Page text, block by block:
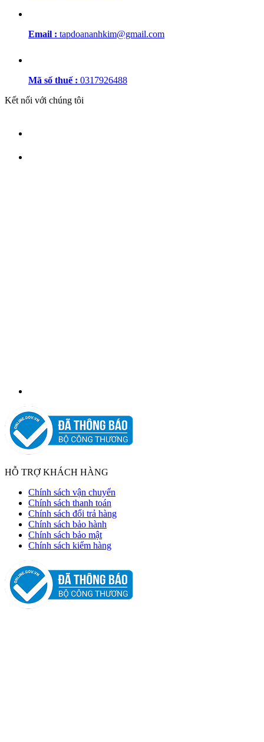
Email : tapdoananhkim@gmail.com
Mã số thuế : 0317926488
Kết nối với chúng tôi
HỖ TRỢ KHÁCH HÀNG
Chính sách vận chuyển
Chính sách thanh toán
Chính sách đổi trả hàng
Chính sách bảo hành
Chính sách bảo mật
Chính sách kiểm hàng